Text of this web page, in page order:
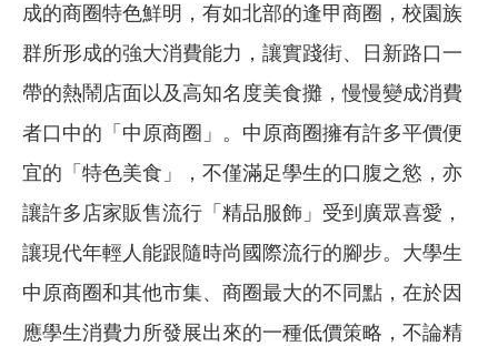
成的商圈特色鮮明，有如北部的逢甲商圈，校園族
群所形成的強大消費能力，讓實踐街、日新路口一
帶的熱鬧店面以及高知名度美食攤，慢慢變成消費
者口中的「中原商圈」。中原商圈擁有許多平價便
宜的「特色美食」，不僅滿足學生的口腹之慾，亦
讓許多店家販售流行「精品服飾」受到廣眾喜愛，
讓現代年輕人能跟隨時尚國際流行的腳步。大學生
中原商圈和其他市集、商圈最大的不同點，在於因
應學生消費力所發展出來的一種低價策略，不論精